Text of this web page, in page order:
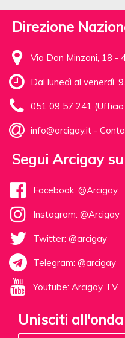
Direzione
Via Don Minzoni, 18 -
Dal lunedì al venerdì,
051 09 57 241
info@arcigay.it -
Segui Arcigay su
Facebook: @Arcigay
Instagram: @Arcigay
Twitter: @arcigay
Telegram: @arcigay
Youtube: Arcigay TV
Unisciti